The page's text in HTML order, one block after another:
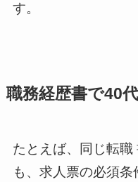
す。
職務経歴書で40
たとえば、同じ転
も、求人票の必須条